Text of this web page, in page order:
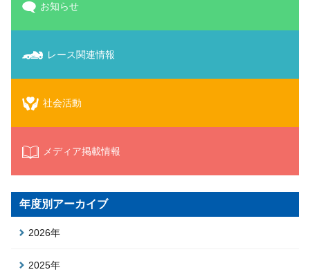
お知らせ
レース関連情報
社会活動
メディア掲載情報
年度別アーカイブ
2026年
2025年